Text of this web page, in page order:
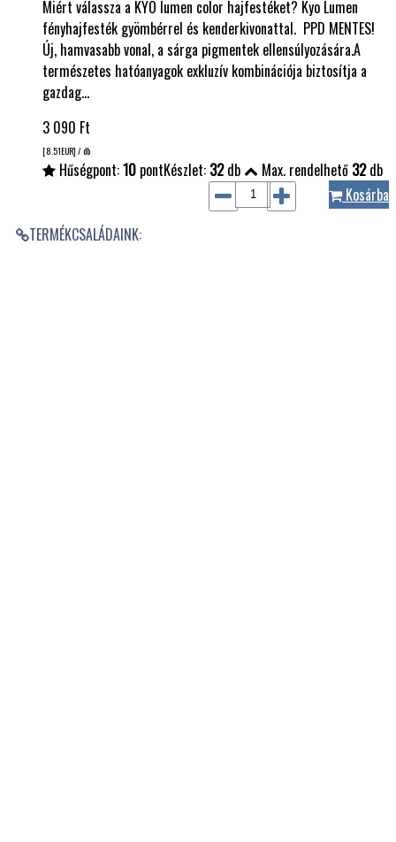
Miért válassza a KYO lumen color hajfestéket? Kyo Lumen
fényhajfesték gyömbérrel és kenderkivonattal. PPD MENTES!
Új, hamvasabb vonal, a sárga pigmentek ellensúlyozására.A
természetes hatóanyagok exkluzív kombinációja biztosítja a
gazdag…
3 090 Ft
[8.51EUR] / db
Hűségpont:10 pontKészlet: 32db Max. rendelhető 32db
Kosárba
TERMÉKCSALÁDAINK: